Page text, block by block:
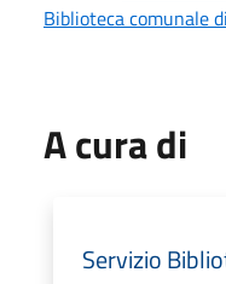
Biblioteca comunale
A cura di
Servizio